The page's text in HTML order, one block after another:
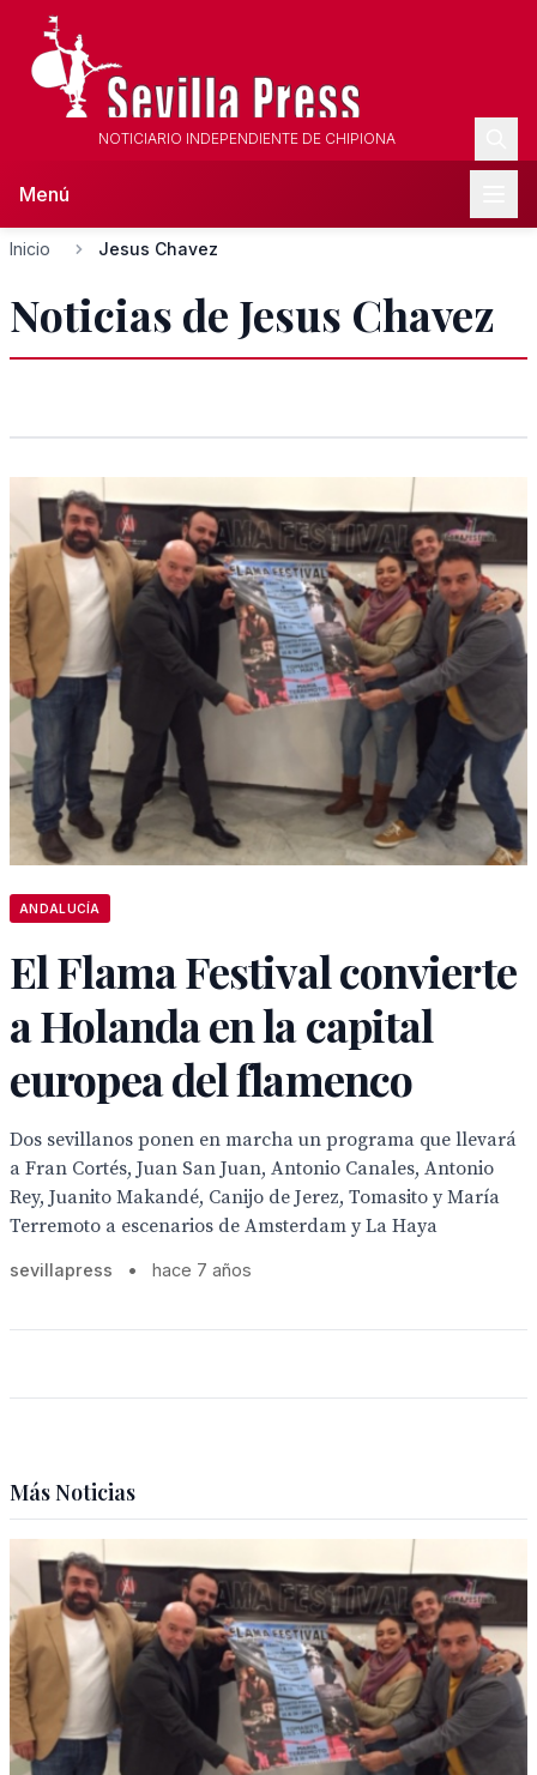
NOTICIARIO INDEPENDIENTE DE CHIPIONA
Menú
Inicio Jesus Chavez
Noticias de Jesus Chavez
ANDALUCÍA
El Flama Festival convierte
a Holanda en la capital
europea del flamenco
Dos sevillanos ponen en marcha un programa que llevará
a Fran Cortés, Juan San Juan, Antonio Canales, Antonio
Rey, Juanito Makandé, Canijo de Jerez, Tomasito y María
Terremoto a escenarios de Amsterdam y La Haya
sevillapress • hace 7 años
Más Noticias